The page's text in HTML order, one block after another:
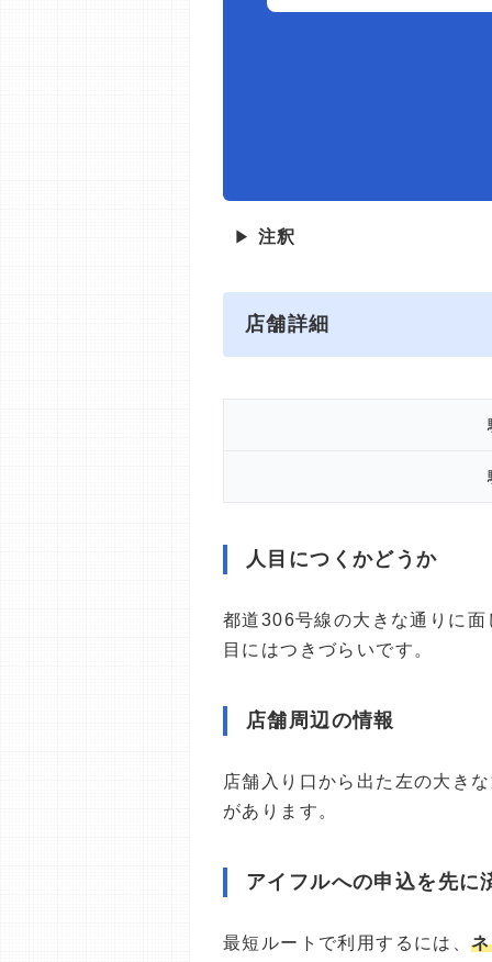
▶ 注釈
店舗詳細
人目につくかどうか
都道306号線の大きな通りに
目にはつきづらいです。
店舗周辺の情報
店舗入り口から出た左の大き
があります。
アイフルへの申込を先に
最短ルートで利用するには、